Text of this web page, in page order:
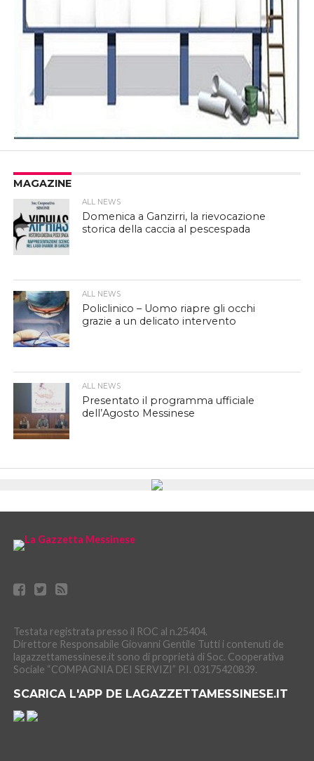
MAGAZINE
ALL NEWS
Domenica a Ganzirri, la rievocazione
storica della caccia al pescespada
ALL NEWS
Policlinico – Uomo riapre gli occhi
grazie a un delicato intervento
ALL NEWS
Presentato il programma ufficiale
dell’Agosto Messinese
Testata registrata presso il ROC al n.25404.
Direttore Responsabile Giovanni Gentile Tutti i contenuti de
lagazzettamessinese.it sono di proprietà di Soc. Cooperativa
Sociale “COMPAGNIA DEI SERVIZI” P.I. 03175420839.
SCARICA L'APP DE LAGAZZETTAMESSINESE.IT